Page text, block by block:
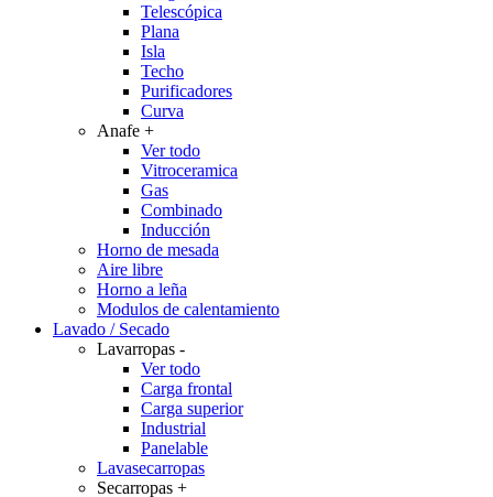
Telescópica
Plana
Isla
Techo
Purificadores
Curva
Anafe +
Ver todo
Vitroceramica
Gas
Combinado
Inducción
Horno de mesada
Aire libre
Horno a leña
Modulos de calentamiento
Lavado / Secado
Lavarropas -
Ver todo
Carga frontal
Carga superior
Industrial
Panelable
Lavasecarropas
Secarropas +